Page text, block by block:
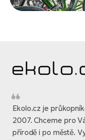
Ekolo.cz je
2007. Chceme pro
přírodě i po městě.